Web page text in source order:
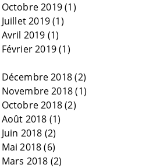
Octobre 2019(1)
Juillet 2019(1)
Avril 2019 (1)
Février 2019(1)
Décembre 2018(2)
Novembre 2018(1)
Octobre 2018(2)
Août 2018 (1)
Juin 2018 (2)
Mai 2018(6)
Mars 2018 (2)